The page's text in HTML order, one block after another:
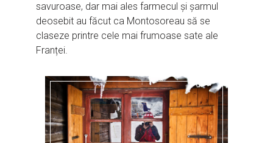
savuroase, dar mai ales farmecul și șarmul
deosebit au făcut ca Montosoreau să se
claseze printre cele mai frumoase sate ale
Franței.